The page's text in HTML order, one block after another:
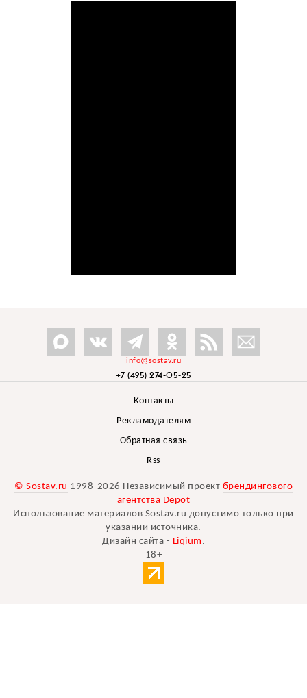
info@sostav.ru
+7 (495) 274-05-25
Контакты
Рекламодателям
Обратная связь
Rss
© Sostav.ru 1998-2026 Независимый проект брендингового
агентства Depot
Использование материалов Sostav.ru допустимо только при
указании источника.
Дизайн сайта - Liqium .
18+